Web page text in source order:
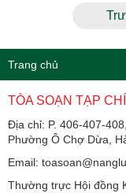
Trang chủ
TÒA SOẠN TẠP
Địa chỉ: P. 406-407-
Phường Ô Chợ Dừa,
Email:
Thường trực Hội đồng